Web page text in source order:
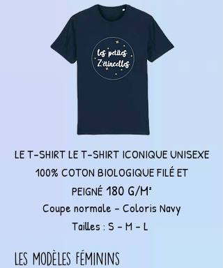
LE T-SHIRT LE T-SHIRT ICONIQUE UNISEXE
100% COTON BIOLOGIQUE FILÉ ET
PEIGNÉ180 G/M²
Coupe normale - Coloris Navy
Tailles : S - M - L
Les modèles Féminins